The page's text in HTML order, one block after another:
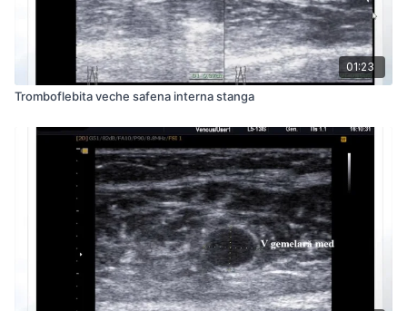
01:23
Tromboflebita veche safena interna stanga